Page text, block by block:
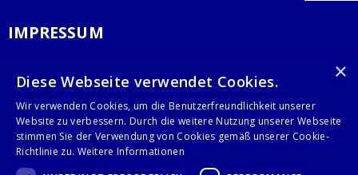
IMPRESSUM
AGB
KONTAKT
×
Diese Webseite verwendet Cookies.
Wir verwenden Cookies, um die Benutzerfreundlichkeit unserer
Website zu verbessern. Durch die weitere Nutzung unserer Webseite
stimmen Sie der Verwendung von Cookies gemäß unserer Cookie-
Richtlinie zu. Weitere Informationen